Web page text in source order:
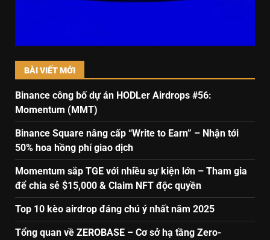
BÀI VIẾT MỚI
Binance công bố dự án HODLer Airdrops #56:
Momentum (MMT)
Binance Square nâng cấp “Write to Earn” – Nhận tới
50% hoa hồng phí giao dịch
Momentum sắp TGE với nhiều sự kiện lớn – Tham gia
để chia sẻ $15,000 & Claim NFT độc quyền
Top 10 kèo airdrop đáng chú ý nhất năm 2025
Tổng quan về ZEROBASE – Cơ sở hạ tầng Zero-